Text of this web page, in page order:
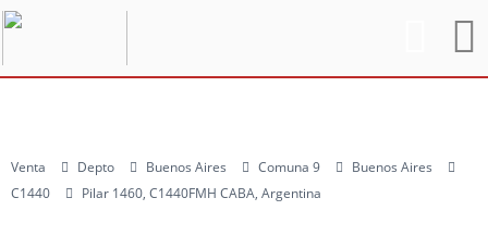
Venta Depto Buenos Aires Comuna 9
Buenos Aires
C1440
Pilar 1460, C1440FMH CABA, Argentina